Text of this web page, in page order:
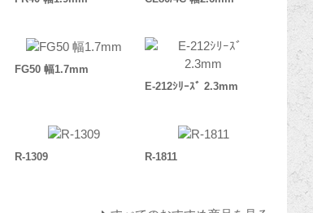
FG50 幅1.7mm
E-212ｼﾘｰｽﾞ 2.3mm
R-1309 R-1811